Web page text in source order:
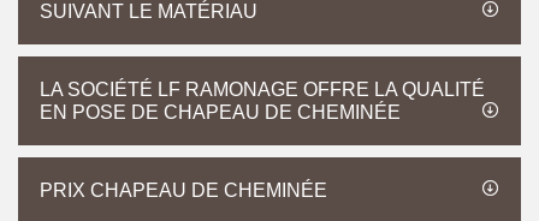
SUIVANT LE MATÉRIAU
LA SOCIÉTÉ LF RAMONAGE OFFRE LA QUALITÉ
EN POSE DE CHAPEAU DE CHEMINÉE
PRIX CHAPEAU DE CHEMINÉE